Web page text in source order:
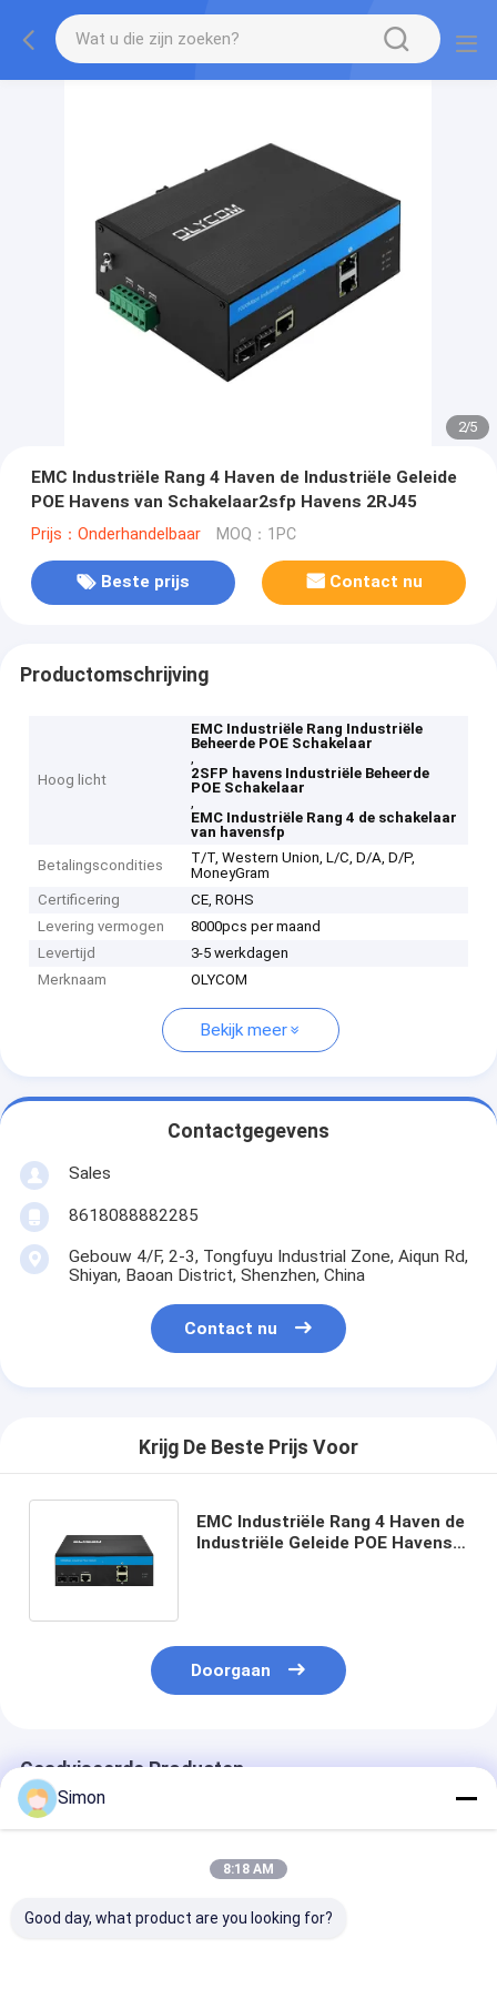
2/5
EMC Industriële Rang 4 Haven de Industriële Geleide
POE Havens van Schakelaar2sfp Havens 2RJ45
Prijs：Onderhandelbaar MOQ：1PC
Beste prijs Contact nu
Productomschrijving
Hoog licht
EMC Industriële Rang Industriële
Beheerde POE Schakelaar
,
2SFP havens Industriële Beheerde
POE Schakelaar
,
EMC Industriële Rang 4 de schakelaar
van havensfp
Betalingscondities
T/T, Western Union, L/C, D/A, D/P,
MoneyGram
Certificering
CE, ROHS
Levering vermogen
8000pcs per maand
Levertijd
3-5 werkdagen
Merknaam
OLYCOM
Bekijk meer
Contactgegevens
Sales
8618088882285
Gebouw 4/F, 2-3, Tongfuyu Industrial Zone, Aiqun Rd,
Shiyan, Baoan District, Shenzhen, China
Contact nu
Krijg De Beste Prijs Voor
EMC Industriële Rang 4 Haven de
Industriële Geleide POE Havens
Doorgaan
Geadviseerde Producten
Simon
8:18 AM
Good day, what product are you looking for?